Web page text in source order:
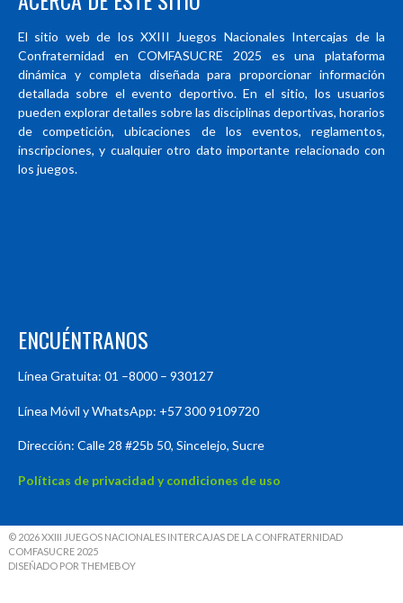
El sitio web de los XXIII Juegos Nacionales Intercajas de la
Confraternidad en COMFASUCRE 2025 es una plataforma
dinámica y completa diseñada para proporcionar información
detallada sobre el evento deportivo. En el sitio, los usuarios
pueden explorar detalles sobre las disciplinas deportivas, horarios
de competición, ubicaciones de los eventos, reglamentos,
inscripciones, y cualquier otro dato importante relacionado con
los juegos.
ENCUÉNTRANOS
Línea Gratuita: 01 –8000 – 930127
Línea Móvil y WhatsApp: +57 300 9109720
Dirección: Calle 28 #25b 50, Sincelejo, Sucre
Políticas de privacidad y condiciones de uso
© 2026 XXIII JUEGOS NACIONALES INTERCAJAS DE LA CONFRATERNIDAD
COMFASUCRE 2025
DISEÑADO POR THEMEBOY